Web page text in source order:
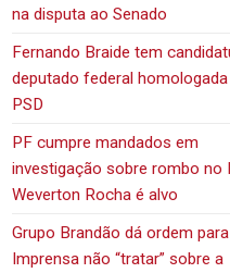
na disputa ao Senado
Fernando Braide tem
deputado federal
PSD
PF cumpre mandados em
investigação sobre rombo no
Weverton Rocha é alvo
Grupo Brandão dá ordem para
Imprensa não “tratar” sobre a